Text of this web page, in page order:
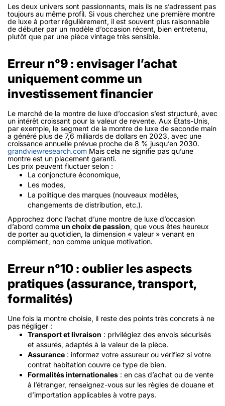
Les deux univers sont passionnants, mais ils ne s’adressent pas
toujours au même profil. Si vous cherchez une première montre
de luxe à porter régulièrement, il est souvent plus raisonnable
de débuter par un modèle d’occasion récent, bien entretenu,
plutôt que par une pièce vintage très sensible.
Erreur n°9 : envisager l’achat
uniquement comme un
investissement financier
Le marché de la montre de luxe d’occasion s’est structuré, avec
un intérêt croissant pour la valeur de revente. Aux États-Unis,
par exemple, le segment de la montre de luxe de seconde main
a généré plus de 7,6 milliards de dollars en 2023, avec une
croissance annuelle prévue proche de 8 % jusqu’en 2030.
grandviewresearch.com Mais cela ne signifie pas qu’une
montre est un placement garanti.
Les prix peuvent fluctuer selon :
La conjoncture économique,
Les modes,
La politique des marques (nouveaux modèles,
changements de distribution, etc.).
Approchez donc l’achat d’une montre de luxe d’occasion
d’abord comme un choix de passion, que vous êtes heureux
de porter au quotidien, la dimension « valeur » venant en
complément, non comme unique motivation.
Erreur n°10 : oublier les aspects
pratiques (assurance, transport,
formalités)
Une fois la montre choisie, il reste des points très concrets à ne
pas négliger :
Transport et livraison : privilégiez des envois sécurisés
et assurés, adaptés à la valeur de la pièce.
Assurance : informez votre assureur ou vérifiez si votre
contrat habitation couvre ce type de bien.
Formalités internationales : en cas d’achat ou de vente
à l’étranger, renseignez-vous sur les règles de douane et
d’importation applicables à votre pays.